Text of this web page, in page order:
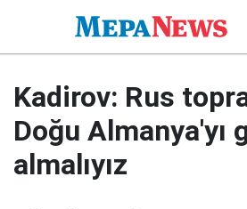
Kadirov: Rus
Doğu Almanya'yı
almalıyız